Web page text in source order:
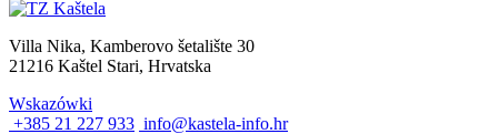
Villa Nika, Kamberovo šetalište 30
21216 Kaštel Stari, Hrvatska
Wskazówki
+385 21 227 933 info@kastela-info.hr